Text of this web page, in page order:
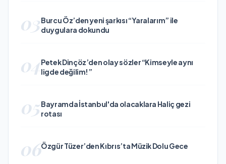
03Burcu Öz’den yeni şarkısı “Yaralarım” ile
duygulara dokundu
04Petek Dinçöz’den olay sözler “Kimseyle aynı
ligde değilim!”
05Bayramda İstanbul'da olacaklara Haliç gezi
rotası
06Özgür Tüzer’den Kıbrıs’ta Müzik Dolu Gece